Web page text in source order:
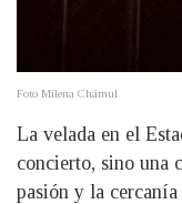
Foto Milena Chámul
La velada en el
concierto, sino una
pasión y la